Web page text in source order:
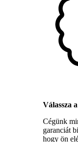
Válassza
Cégünk
garanciát
hogy ön